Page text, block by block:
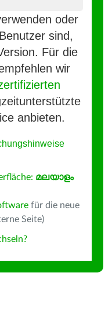
oder
sind,
Für die
wir
anbieten.
മലയാളം
für die neue
Seite)